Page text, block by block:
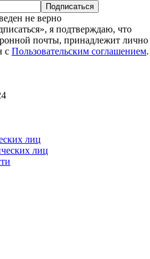
не верно
я подтверждаю, что
почты, принадлежит лично
с Пользовательским соглашением.
лиц
лиц